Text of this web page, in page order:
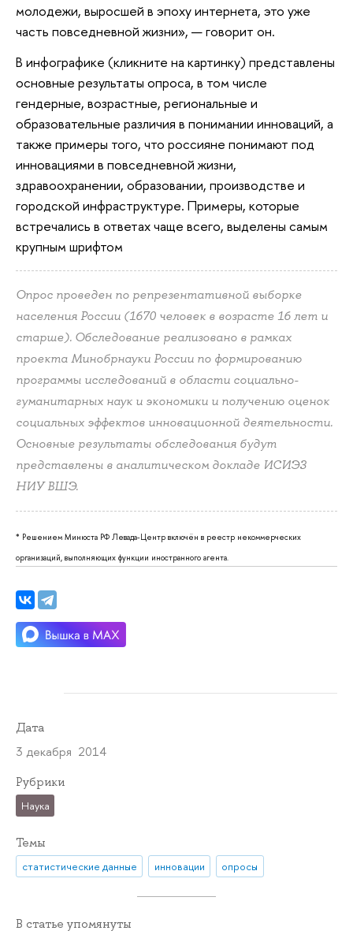
молодежи, выросшей в эпоху интернета, это уже
часть повседневной жизни», — говорит он.
В инфографике (кликните на картинку) представлены
основные результаты опроса, в том числе
гендерные, возрастные, региональные и
образовательные различия в понимании инноваций, а
также примеры того, что россияне понимают под
инновациями в повседневной жизни,
здравоохранении, образовании, производстве и
городской инфраструктуре. Примеры, которые
встречались в ответах чаще всего, выделены самым
крупным шрифтом
Опрос проведен по репрезентативной выборке
населения России (1670 человек в возрасте 16 лет и
старше). Обследование реализовано в рамках
проекта Минобрнауки России по формированию
программы исследований в области социально-
гуманитарных наук и экономики и получению оценок
социальных эффектов инновационной деятельности.
Основные результаты обследования будут
представлены в аналитическом докладе ИСИЭЗ
НИУ ВШЭ.
* Решением Минюста РФ Левада-Центр включён в реестр некоммерческих
организаций, выполняющих функции иностранного агента.
Дата
3 декабря 2014
Рубрики
Наука
Темы
статистические данные инновации опросы
В статье упомянуты